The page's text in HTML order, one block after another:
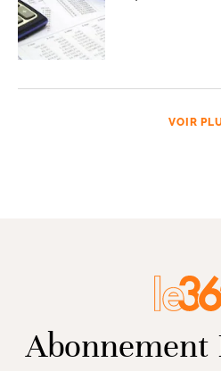
VOIR